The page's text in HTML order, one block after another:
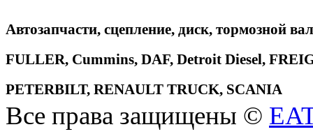
Автозапчасти, сцепление, диск, тормозной
FULLER, Cummins, DAF, Detroit Diesel,
PETERBILT, RENAULT TRUCK, SCANIA
Все права защищены ©